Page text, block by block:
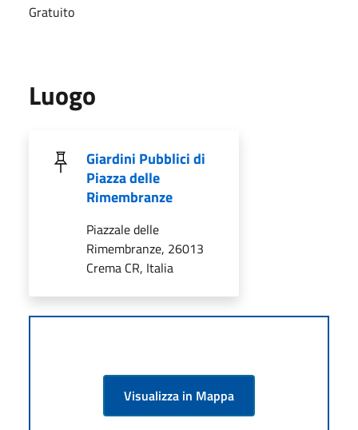
Gratuito
Luogo
Giardini Pubblici di
Piazza delle
Rimembranze
Piazzale delle
Rimembranze, 26013
Crema CR, Italia
Visualizza in Mappa